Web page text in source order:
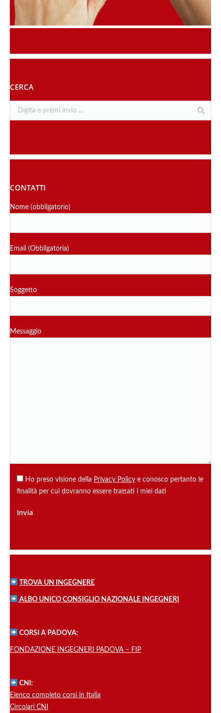
CERCA
CONTATTI
Nome (obbligatorio)
Email (Obbligatoria)
Soggetto
Messaggio
Ho preso visione della Privacy Policy e conosco pertanto le
finalità per cui dovranno essere trattati i miei dati
TROVA UN INGEGNERE
ALBO UNICO CONSIGLIO NAZIONALE INGEGNERI
CORSI A PADOVA:
FONDAZIONE INGEGNERI PADOVA – FIP
CNI:
Elenco completo corsi in Italia
Circolari CNI